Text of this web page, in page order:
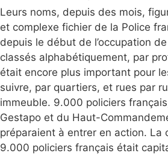
Leurs noms, depuis des mois,
et complexe fichier de la Police
depuis le début de l’occupation
classés alphabétiquement, par
était encore plus important pour
suivre, par quartiers, et rues par
immeuble. 9.000 policiers
Gestapo et du Haut-
préparaient à entrer en action. La
9.000 policiers français était